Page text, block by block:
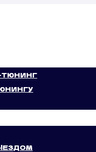
ТЮНИНГ